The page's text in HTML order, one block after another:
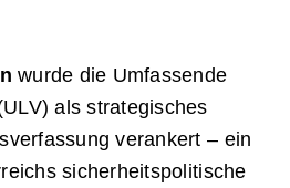
wurde die Umfassende
als strategisches
verankert – ein
sicherheitspolitische